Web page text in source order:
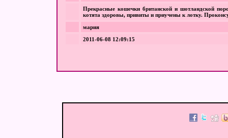
Прекрасные кошечки британской и шотландской
котята здоровы, привиты и приучены к лотку.
мария
2011-06-08 12:09:15